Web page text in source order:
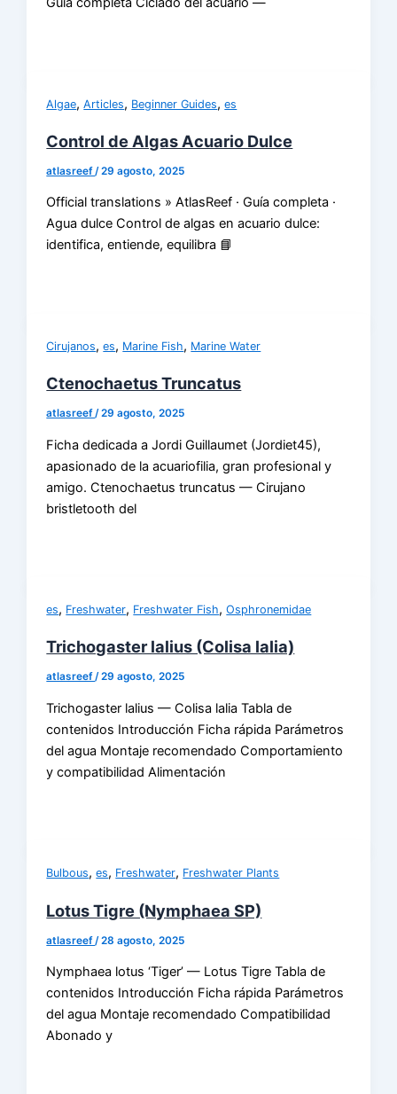
Algae,Articles, Beginner Guides,es
Control de Algas Acuario Dulce
atlasreef /29 agosto, 2025
Official translations » AtlasReef · Guía completa ·
Agua dulce Control de algas en acuario dulce:
identifica, entiende, equilibra 📘
Cirujanos,es, Marine Fish, Marine Water
Ctenochaetus Truncatus
atlasreef/29 agosto, 2025
Ficha dedicada a Jordi Guillaumet (Jordiet45),
apasionado de la acuariofilia, gran profesional y
amigo. Ctenochaetus truncatus — Cirujano
bristletooth del
es, Freshwater, Freshwater Fish,Osphronemidae
Trichogaster lalius (Colisa lalia)
atlasreef/29 agosto, 2025
Trichogaster lalius — Colisa lalia Tabla de
contenidos Introducción Ficha rápida Parámetros
del agua Montaje recomendado Comportamiento
y compatibilidad Alimentación
Bulbous,es, Freshwater, Freshwater Plants
Lotus Tigre (Nymphaea SP)
atlasreef /28 agosto, 2025
Nymphaea lotus ‘Tiger’ — Lotus Tigre Tabla de
contenidos Introducción Ficha rápida Parámetros
del agua Montaje recomendado Compatibilidad
Abonado y